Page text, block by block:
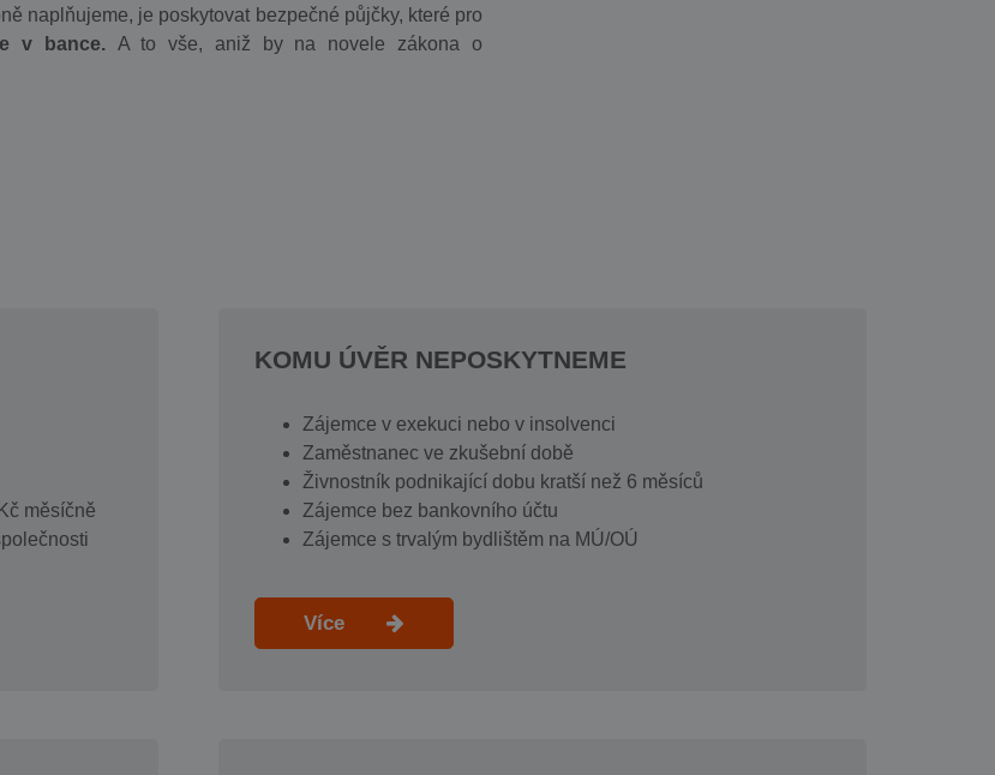
naplňujeme, je poskytovat bezpečné půjčky, které pro
v bance.A to vše, aniž by na novele zákona o
měsíčně
KOMU ÚVĚR NEPOSKYTNEME
Zájemce v exekuci nebo v insolvenci
Zaměstnanec ve zkušební době
Živnostník podnikající dobu kratší než 6 měsíců
Zájemce bez bankovního účtu
Zájemce s trvalým bydlištěm na MÚ/OÚ
Více